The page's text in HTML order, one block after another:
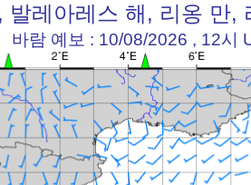
발레아레스 해, 리옹 만,
바람 예보 : 10/08/2026 , 12시